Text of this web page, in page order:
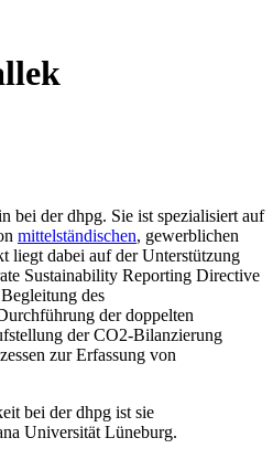
bei der dhpg. Sie ist spezialisiert auf
mittelständischen, gewerblichen
liegt dabei auf der Unterstützung
Sustainability Reporting Directive
des
der doppelten
der CO2-Bilanzierung
zur Erfassung von
bei der dhpg ist sie
Universität Lüneburg.